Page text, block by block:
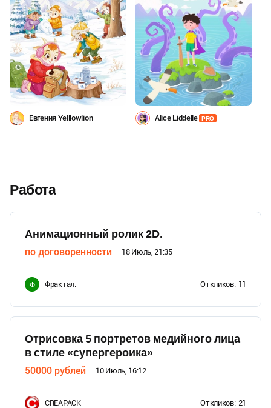
Евгения Yelllowlion Alice Liddelle PRO
Работа
Анимационный ролик 2D.
по договоренности 18 Июль, 21:35
Ф Фрактал. Откликов: 11
Отрисовка 5 портретов медийного лица
в стиле «супергероика»
50000 рублей 10 Июль, 16:12
CREAPACK Откликов: 21